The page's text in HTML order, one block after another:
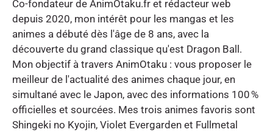
Co-fondateur de AnimOtaku.fr et rédacteur web
depuis 2020, mon intérêt pour les mangas et les
animes a débuté dès l'âge de 8 ans, avec la
découverte du grand classique qu'est Dragon Ball.
Mon objectif à travers AnimOtaku : vous proposer le
meilleur de l'actualité des animes chaque jour, en
simultané avec le Japon, avec des informations 100 %
officielles et sourcées. Mes trois animes favoris sont
Shingeki no Kyojin, Violet Evergarden et Fullmetal